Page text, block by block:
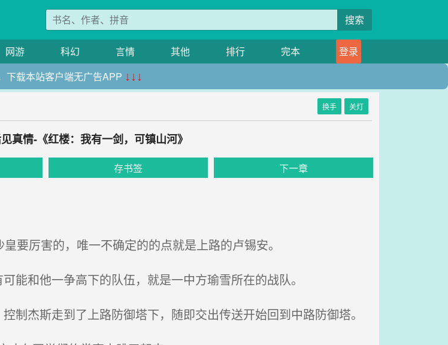
搜索
网游 科幻 言情 其他 排行 完本
登录
下载本站客户端无广告APP ↓↓↓
换手 关灯
真情-《红楼：我有一剑，可镇山河》
存书签 下一章
要厉害的，唯一不确定的的点就是上路的卢锡安。
和他一争高下的队伍，就是一中方瑜雪所在的战队。
杰斯走到了上路防御塔下，随即交出传送开始回到中路防御塔。